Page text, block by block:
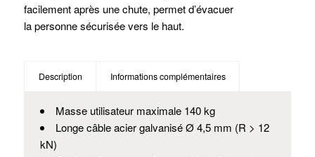
facilement après une chute, permet d’évacuer
la personne sécurisée vers le haut.
Description Informations complémentaires
Masse utilisateur maximale 140 kg
Longe câble acier galvanisé Ø 4,5 mm (R > 12
kN)